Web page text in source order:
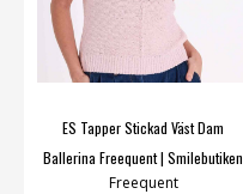
ES Tapper Stickad Väst Dam
Ballerina Freequent | Smilebutiken
Freequent